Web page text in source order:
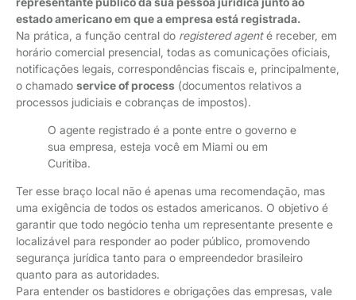
estado americano em que a empresa está registrada.
Na prática, a função central do registered agenté receber, em
horário comercial presencial, todas as comunicações oficiais,
notificações legais, correspondências fiscais e, principalmente,
o chamado service of process (documentos relativos a
processos judiciais e cobranças de impostos).
O agente registrado é a ponte entre o governo e
sua empresa, esteja você em Miami ou em
Curitiba.
Ter esse braço local não é apenas uma recomendação, mas
uma exigência de todos os estados americanos. O objetivo é
garantir que todo negócio tenha um representante presente e
localizável para responder ao poder público, promovendo
segurança jurídica tanto para o empreendedor brasileiro
quanto para as autoridades.
Para entender os bastidores e obrigações das empresas, vale